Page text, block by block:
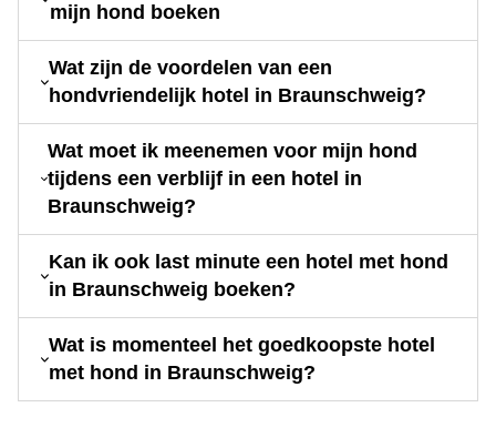
mijn hond boeken
Wat zijn de voordelen van een
hondvriendelijk hotel in Braunschweig?
Wat moet ik meenemen voor mijn hond
tijdens een verblijf in een hotel in
Braunschweig?
Kan ik ook last minute een hotel met hond
in Braunschweig boeken?
Wat is momenteel het goedkoopste hotel
met hond in Braunschweig?